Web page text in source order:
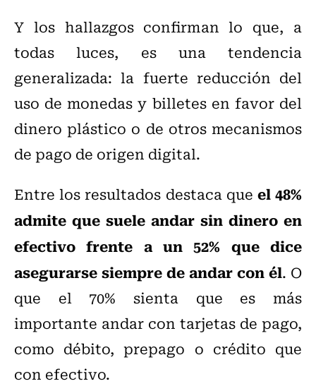
Y los hallazgos confirman lo que, a
todas luces, es una tendencia
generalizada: la fuerte reducción del
uso de monedas y billetes en favor del
dinero plástico o de otros mecanismos
de pago de origen digital.
Entre los resultados destaca que el 48%
admite que suele andar sin dinero en
efectivo frente a un 52% que dice
asegurarse siempre de andar con él. O
que el 70% sienta que es más
importante andar con tarjetas de pago,
como débito, prepago o crédito que
con efectivo.